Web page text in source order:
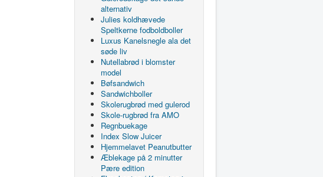
alternativ
Julies koldhævede
Speltkerne fodboldboller
Luxus Kanelsnegle ala det
søde liv
Nutellabrød i blomster
model
Bøfsandwich
Sandwichboller
Skolerugbrød med gulerod
Skole-rugbrød fra AMO
Regnbuekage
Index Slow Juicer
Hjemmelavet Peanutbutter
Æblekage på 2 minutter
Pære edition